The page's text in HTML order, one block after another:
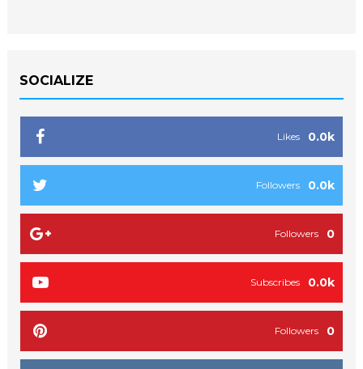
SOCIALIZE
0.0k
Likes
0.0k
Followers
0
Followers
0.0k
Subscribes
0
Followers